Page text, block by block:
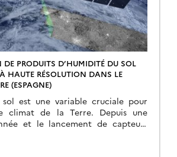
PRODUITS D’HUMIDITÉ DU SOL
HAUTE RÉSOLUTION DANS LE
(ESPAGNE)
sol est une variable cruciale pour
climat de la Terre. Depuis une
et le lancement de capteurs
produits basés sur l’utilisation de